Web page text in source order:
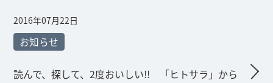
2016年07月22日
お知らせ
読んで、探して、2度おいしい!! 「ヒトサラ」から